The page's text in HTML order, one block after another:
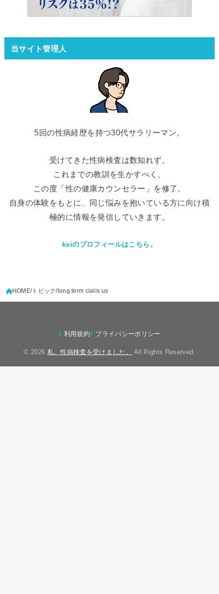
当サイト管理人
5回の性病経歴を持つ30代サラリーマン。
受けてきた性病検査は数知れず。
これまでの教訓を生かすべく、
この度「性の健康カウンセラー」を修了。
自身の体験をもとに、同じ悩みを抱いている方に向け積
極的に情報を発信していきます。
keiのプロフィールはこちら。
HOME トピック long term cialis us
利用規約 プライバシーポリシー
© 2026 私、性病検査を受けました。 All Rights Reserved.